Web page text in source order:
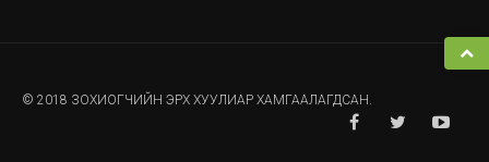
© 2018 ЗОХИОГЧИЙН ЭРХ ХУУЛИАР ХАМГААЛАГДСАН.